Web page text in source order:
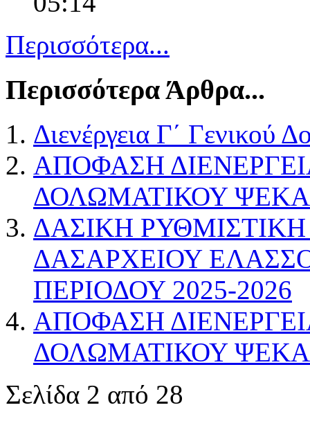
Περισσότερα...
Περισσότερα Άρθρα...
Διενέργεια Γ΄ Γενικού
ΑΠΟΦΑΣΗ
ΔΟΛΩΜΑΤΙΚΟΥ
ΔΑΣΙΚΗ
ΔΑΣΑΡΧΕΙΟΥ
ΠΕΡΙΟΔΟΥ 2025-2026
ΑΠΟΦΑΣΗ
ΔΟΛΩΜΑΤΙΚΟΥ
Σελίδα 2 από 28